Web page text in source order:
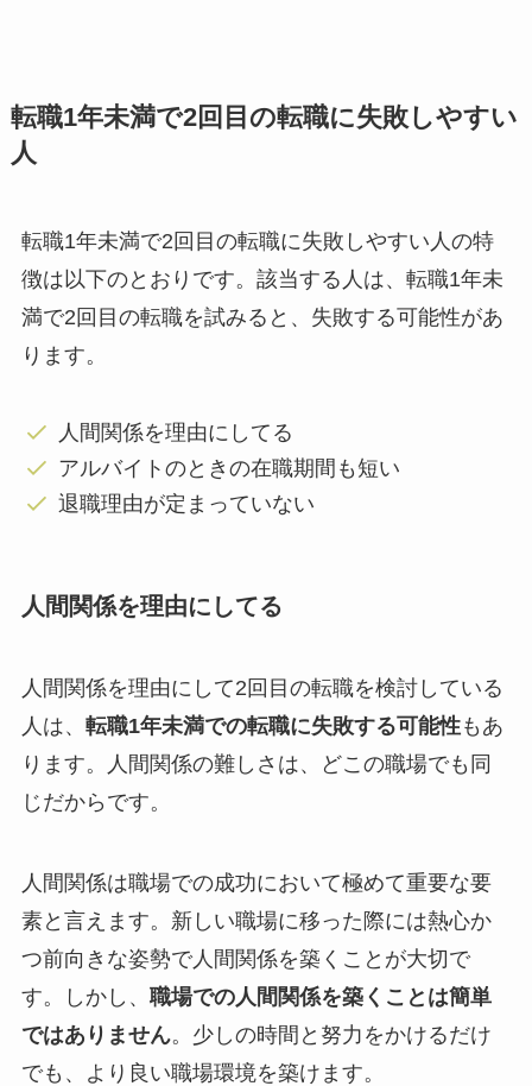
転職1年未満で2回目の転職に失敗しやすい
人
転職1年未満で2回目の転職に失敗しやすい人の特
徴は以下のとおりです。該当する人は、転職1年未
満で2回目の転職を試みると、失敗する可能性があ
ります。
人間関係を理由にしてる
アルバイトのときの在職期間も短い
退職理由が定まっていない
人間関係を理由にしてる
人間関係を理由にして2回目の転職を検討している
人は、 転職1年未満での転職に失敗する可能性もあ
ります。人間関係の難しさは、どこの職場でも同
じだからです。
人間関係は職場での成功において極めて重要な要
素と言えます。新しい職場に移った際には熱心か
つ前向きな姿勢で人間関係を築くことが大切で
す。しかし、 職場での人間関係を築くことは簡単
ではありません。少しの時間と努力をかけるだけ
でも、より良い職場環境を築けます。